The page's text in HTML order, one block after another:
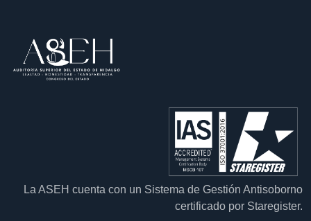
La ASEH cuenta con un Sistema de Gestión Antisoborno
certificado por Staregister.